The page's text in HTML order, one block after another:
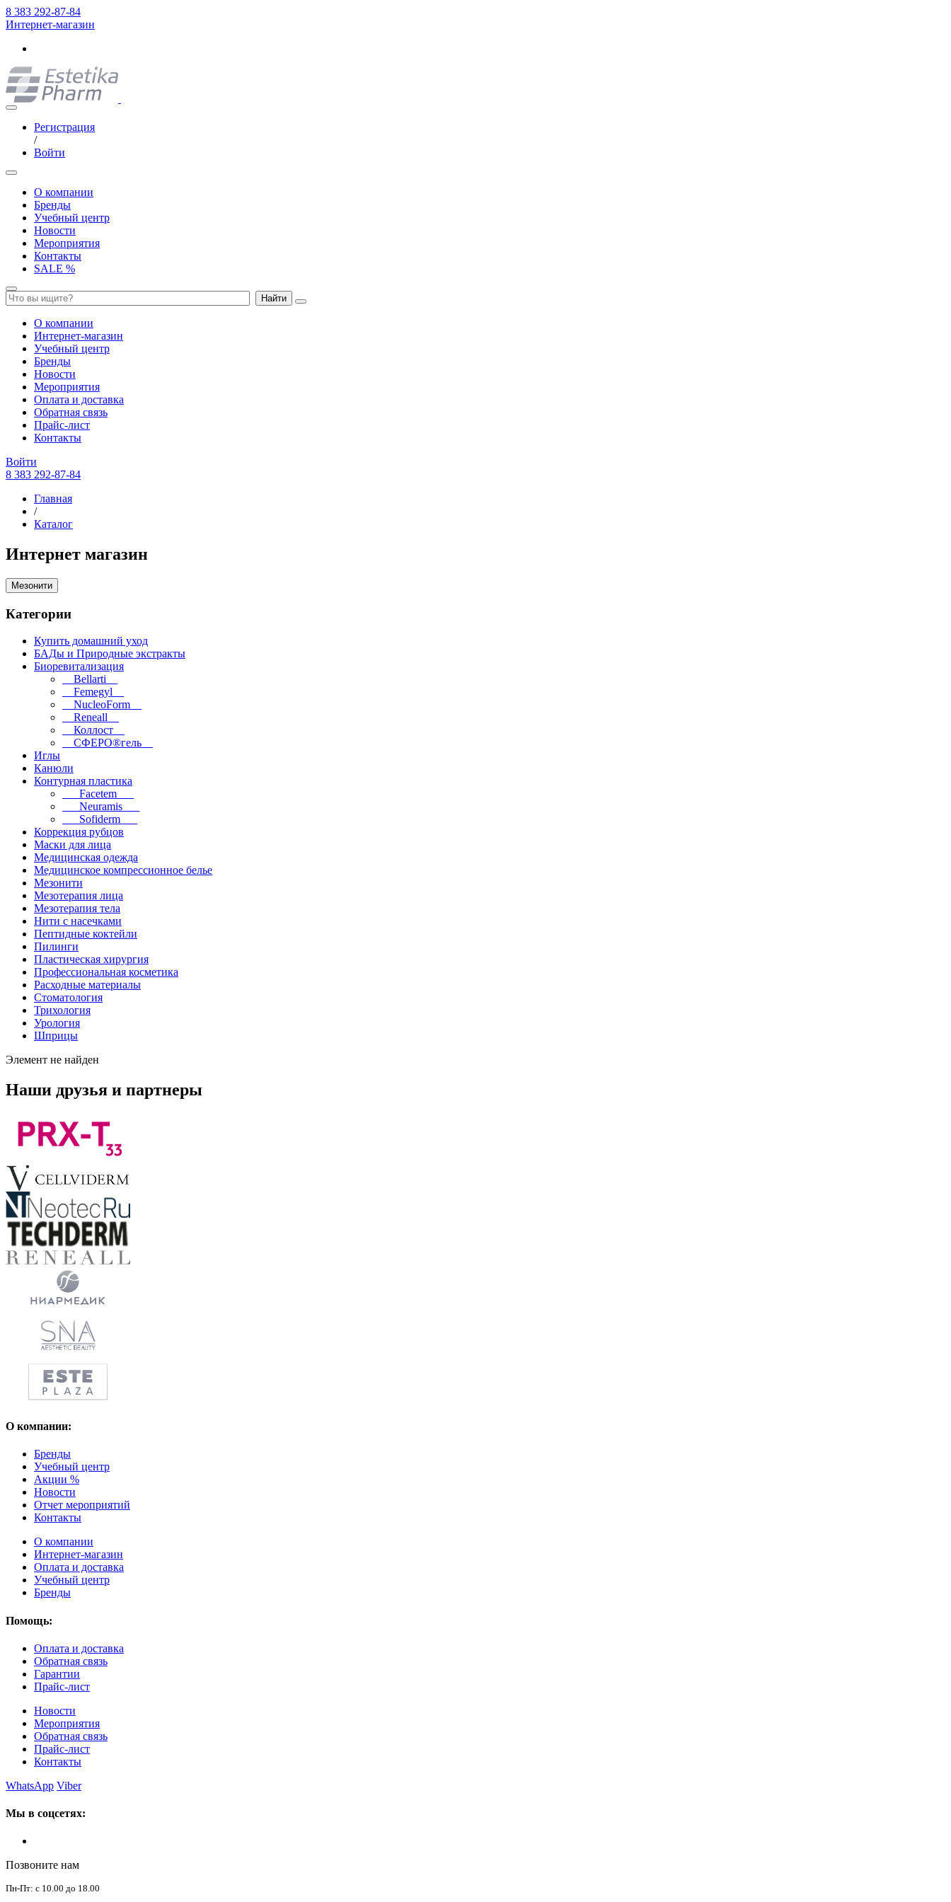
8 383 292-87-84
Интернет-магазин
Регистрация
/
Войти
О компании
Бренды
Учебный центр
Новости
Мероприятия
Контакты
SALE %
Найти
О компании
Интернет-магазин
Учебный центр
Бренды
Новости
Мероприятия
Оплата и доставка
Обратная связь
Прайс-лист
Контакты
Войти
8 383 292-87-84
Главная
/
Каталог
Интернет магазин
Мезонити
Категории
Купить домашний уход
БАДы и Природные экстракты
Биоревитализация
__Bellarti__
__Femegyl__
__NucleoForm__
__Reneall__
__Коллост__
__СФЕРО®гель__
Иглы
Канюли
Контурная пластика
___Facetem___
___Neuramis___
___Sofiderm___
Коррекция рубцов
Маски для лица
Медицинская одежда
Медицинское компрессионное белье
Мезонити
Мезотерапия лица
Мезотерапия тела
Нити с насечками
Пептидные коктейли
Пилинги
Пластическая хирургия
Профессиональная косметика
Расходные материалы
Стоматология
Трихология
Урология
Шприцы
Элемент не найден
Наши друзья и партнеры
О компании:
Бренды
Учебный центр
Акции %
Новости
Отчет мероприятий
Контакты
О компании
Интернет-магазин
Оплата и доставка
Учебный центр
Бренды
Помощь:
Оплата и доставка
Обратная связь
Гарантии
Прайс-лист
Новости
Мероприятия
Обратная связь
Прайс-лист
Контакты
WhatsApp Viber
Мы в соцсетях:
Позвоните нам
Пн-Пт: с 10.00 до 18.00